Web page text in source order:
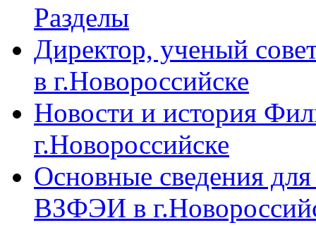
Разделы
Директор, ученый
в г.Новороссийске
Новости и история
г.Новороссийске
Основные сведения
ВЗФЭИ в